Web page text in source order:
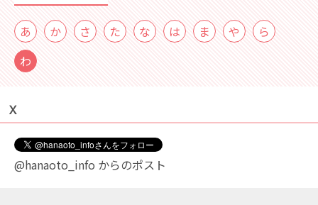
あ か さ た な は ま や
ら
わ
Ｘ
@hanaoto_info からのポスト